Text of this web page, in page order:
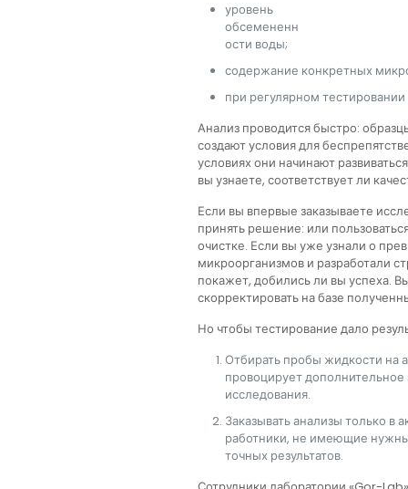
уровень
обсемененн
ости воды;
содержание конкретных
при регулярном
Анализ проводится быстро:
создают условия для
условиях они начинают
вы узнаете, соответствует ли
Если вы впервые заказываете
принять решение: или
очистке. Если вы уже узнали о
микроорганизмов и разработали
покажет, добились ли вы успеха.
скорректировать на базе
Но чтобы тестирование дало
Отбирать пробы жидкости на
провоцирует дополнительное
исследования.
Заказывать анализы только
работники, не имеющие
точных результатов.